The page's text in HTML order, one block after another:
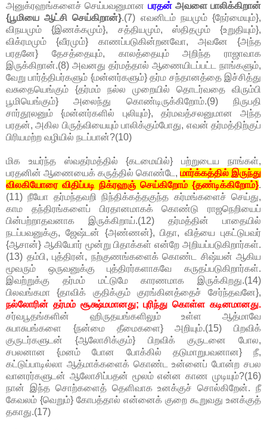
அனுக்ரஹங்களைச் செய்பவனுமான பரதன் அவளை பாலிக்கிறான்
{பூமியை ஆட்சி செய்கிறான்}.(7) எவனிடம் நயமும் {நேர்மையும்},
விநயமும் {இணக்கமும்}, சத்தியமும், ஸ்திதமும் {உறுதியும்},
விக்ரமமும் {வீரமும்} காணப்படுகின்றனவோ, அவனே {அந்த
பரதனே} தேசத்தையும், காலத்தையும் அறிந்த ராஜாவாக
இருக்கிறான்.(8) அவனது தர்மத்தால் ஆணையிடப்பட்ட நாங்களும்,
வேறு பார்த்திபர்களும் {மன்னர்களும்} தர்ம சந்தானத்தை இச்சித்து
வசுதையெங்கும் {தர்மம் நல்ல முறையில் தொடர்வதை விரும்பி
பூமியெங்கும்} அலைந்து கொண்டிருக்கிறோம்.(9) நிருபதி
சார்தூலனும் {மன்னர்களில் புலியும்}, தர்மவத்சலனுமான அந்த
பரதன், அகில பிருத்வியையும் பாலிக்கும்போது, எவன் தர்மத்திற்குப்
பிரியமற்ற வழியில் நடப்பான்?(10)
மிக உயர்ந்த ஸ்வதர்மத்தில் {கடமையில்} பற்றுடைய நாங்கள்,
பரதனின் ஆணையைக் கருத்தில் கொண்டே, மார்க்கத்தில் இருந்து
விலகியோரை விதிப்படி நிக்ரஹஞ் செய்கிறோம் {தண்டிக்கிறோம்}.
(11) நீயோ தர்மந்தவறி நிந்திக்கத்தகுந்த கர்மங்களைச் செய்து,
காம தந்திரங்களைப் பிரதானமாகக் கொண்டு ராஜநெறியைப்
பின்பற்றாதவனாக இருக்கிறாய்.(12) தர்மத்தின் பாதையில்
நடப்பவனுக்கு, ஜேஷ்டன் {அண்ணன்}, பிதா, வித்யை புகட்டுபவர்
{ஆசான்} ஆகியோர் மூன்று பிதாக்கள் என்றே அறியப்படுகிறார்கள்.
(13) தம்பி, புத்திரன், நற்குணங்களைக் கொண்ட சிஷ்யன் ஆகிய
மூவரும் ஒருவனுக்கு புத்திரர்களாகவே கருதப்படுகிறார்கள்.
இவற்றுக்கு தர்மம் மட்டுமே காரணமாக இருக்கிறது.(14)
பிலவங்கமா {தாவிக் குதிக்கும் குரங்கினத்தைச் சேர்ந்தவனே},
நல்லோரின் தர்மம் சூக்ஷ்மமானது; புரிந்து கொள்ள கடினமானது.
சர்வபூதங்களின் ஹிருதயங்களிலும் உள்ள ஆத்மாவே
சுபாசுபங்களை {நன்மை தீமைகளை} அறியும்.(15) பிறவிக்
குருடர்களுடன் {ஆலோசிக்கும்} பிறவிக் குருடனை போல,
சபலனான {மனம் போன போக்கில் தடுமாறுபவனான} நீ,
கட்டுப்பாடில்லா ஆத்மாக்களைக் கொண்ட உன்னைப் போன்ற சபல
வானரர்களுடன் ஆலோசிப்பதன் மூலம் என்ன காண முடியும்?(16)
நான் இந்த சொற்களைத் தெளிவாக உனக்குச் சொல்கிறேன். நீ
கேவலம் {வெறும்} கோபத்தால் என்னைக் குறை கூறுவது உனக்குத்
தகாது.(17)